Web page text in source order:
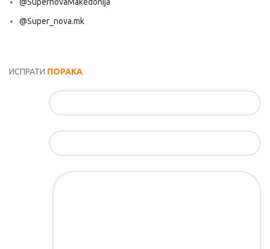
@SupernovaMakedonija
@Super_nova.mk
ИСПРАТИ ПОРАКА